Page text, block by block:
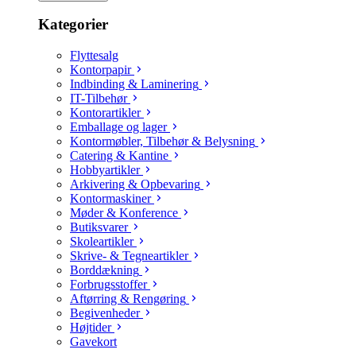
Kategorier
Flyttesalg
Kontorpapir
Indbinding & Laminering
IT-Tilbehør
Kontorartikler
Emballage og lager
Kontormøbler, Tilbehør & Belysning
Catering & Kantine
Hobbyartikler
Arkivering & Opbevaring
Kontormaskiner
Møder & Konference
Butiksvarer
Skoleartikler
Skrive- & Tegneartikler
Borddækning
Forbrugsstoffer
Aftørring & Rengøring
Begivenheder
Højtider
Gavekort